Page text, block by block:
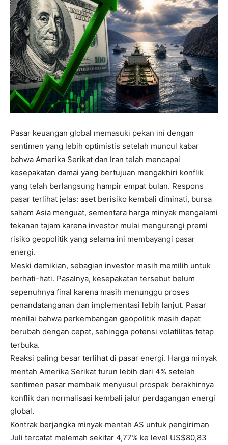
Pasar keuangan global memasuki pekan ini dengan
sentimen yang lebih optimistis setelah muncul kabar
bahwa Amerika Serikat dan Iran telah mencapai
kesepakatan damai yang bertujuan mengakhiri konflik
yang telah berlangsung hampir empat bulan. Respons
pasar terlihat jelas: aset berisiko kembali diminati, bursa
saham Asia menguat, sementara harga minyak mengalami
tekanan tajam karena investor mulai mengurangi premi
risiko geopolitik yang selama ini membayangi pasar
energi.
Meski demikian, sebagian investor masih memilih untuk
berhati-hati. Pasalnya, kesepakatan tersebut belum
sepenuhnya final karena masih menunggu proses
penandatanganan dan implementasi lebih lanjut. Pasar
menilai bahwa perkembangan geopolitik masih dapat
berubah dengan cepat, sehingga potensi volatilitas tetap
terbuka.
Reaksi paling besar terlihat di pasar energi. Harga minyak
mentah Amerika Serikat turun lebih dari 4% setelah
sentimen pasar membaik menyusul prospek berakhirnya
konflik dan normalisasi kembali jalur perdagangan energi
global.
Kontrak berjangka minyak mentah AS untuk pengiriman
Juli tercatat melemah sekitar 4,77% ke level US$80,83